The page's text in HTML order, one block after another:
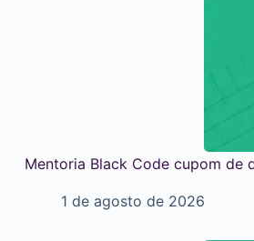
Mentoria Black Code cupom de
1 de agosto de 2026